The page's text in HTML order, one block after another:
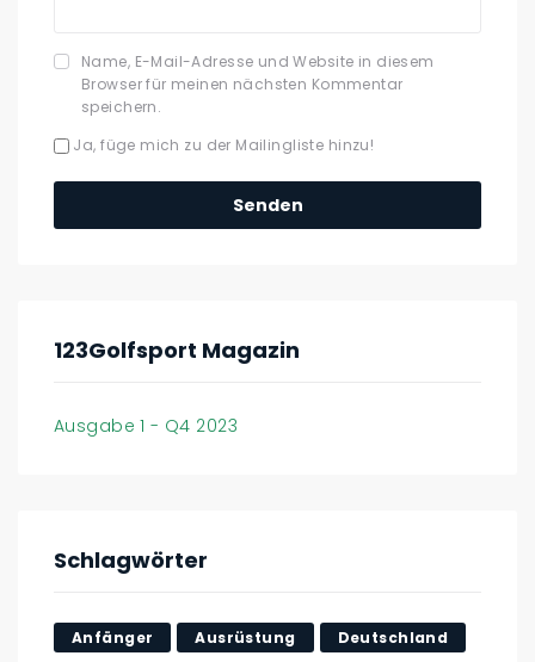
Name, E-Mail-Adresse und Website in diesem
Browser für meinen nächsten Kommentar
speichern.
Ja, füge mich zu der Mailingliste hinzu!
123Golfsport Magazin
Ausgabe 1 - Q4 2023
Schlagwörter
Anfänger Ausrüstung Deutschland